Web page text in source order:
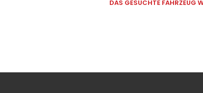
DAS GESUCHTE FAHRZEUG